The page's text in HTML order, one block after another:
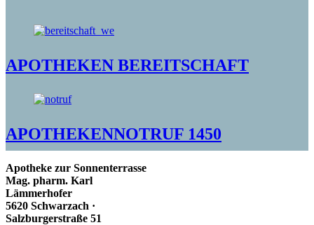
APOTHEKEN BEREITSCHAFT
APOTHEKENNOTRUF 1450
Apotheke zur Sonnenterrasse
Mag. pharm. Karl
Lämmerhofer
5620 Schwarzach ·
Salzburgerstraße 51